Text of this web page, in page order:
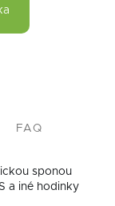
FAQ
sponou
a iné hodinky